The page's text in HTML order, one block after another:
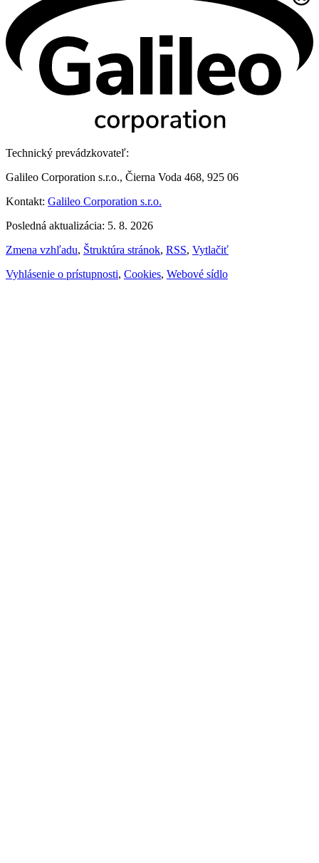
Technický prevádzkovateľ:
Galileo Corporation s.r.o., Čierna Voda 468, 925 06
Kontakt: Galileo Corporation s.r.o.
Posledná aktualizácia: 5. 8. 2026
Zmena vzhľadu, Štruktúra stránok, RSS, Vytlačiť
Vyhlásenie o prístupnosti, Cookies, Webové sídlo